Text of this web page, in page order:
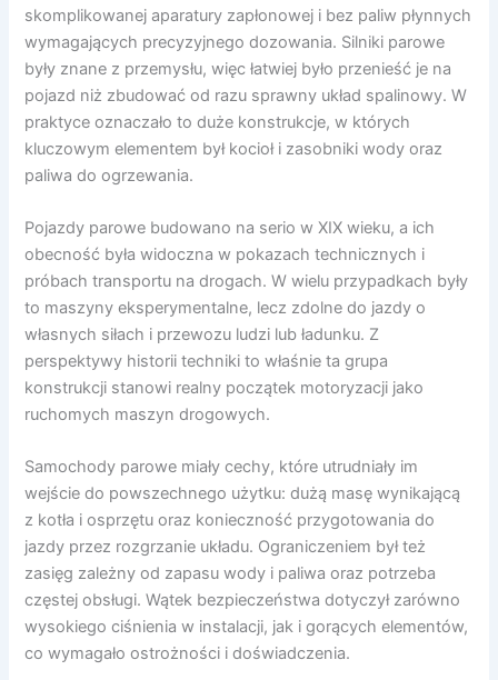
skomplikowanej aparatury zapłonowej i bez paliw płynnych
wymagających precyzyjnego dozowania. Silniki parowe
były znane z przemysłu, więc łatwiej było przenieść je na
pojazd niż zbudować od razu sprawny układ spalinowy. W
praktyce oznaczało to duże konstrukcje, w których
kluczowym elementem był kocioł i zasobniki wody oraz
paliwa do ogrzewania.
Pojazdy parowe budowano na serio w XIX wieku, a ich
obecność była widoczna w pokazach technicznych i
próbach transportu na drogach. W wielu przypadkach były
to maszyny eksperymentalne, lecz zdolne do jazdy o
własnych siłach i przewozu ludzi lub ładunku. Z
perspektywy historii techniki to właśnie ta grupa
konstrukcji stanowi realny początek motoryzacji jako
ruchomych maszyn drogowych.
Samochody parowe miały cechy, które utrudniały im
wejście do powszechnego użytku: dużą masę wynikającą
z kotła i osprzętu oraz konieczność przygotowania do
jazdy przez rozgrzanie układu. Ograniczeniem był też
zasięg zależny od zapasu wody i paliwa oraz potrzeba
częstej obsługi. Wątek bezpieczeństwa dotyczył zarówno
wysokiego ciśnienia w instalacji, jak i gorących elementów,
co wymagało ostrożności i doświadczenia.